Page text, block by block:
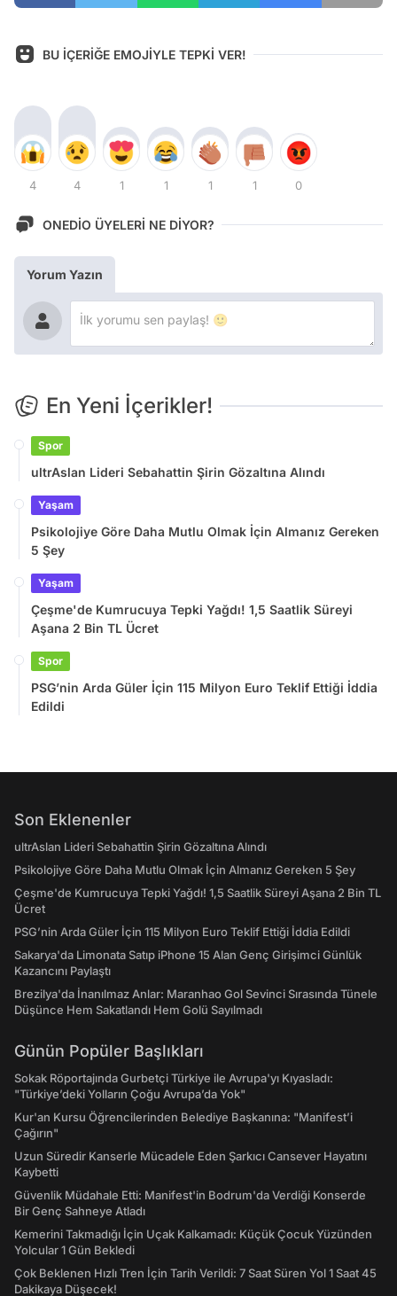
BU İÇERİĞE EMOJİYLE TEPKİ VER!
4 4 1 1 1 1 0
ONEDİO ÜYELERİ NE DİYOR?
Yorum Yazın
En Yeni İçerikler!
Spor
ultrAslan Lideri Sebahattin Şirin Gözaltına Alındı
Yaşam
Psikolojiye Göre Daha Mutlu Olmak İçin Almanız Gereken
5 Şey
Yaşam
Çeşme'de Kumrucuya Tepki Yağdı! 1,5 Saatlik Süreyi
Aşana 2 Bin TL Ücret
Spor
PSG’nin Arda Güler İçin 115 Milyon Euro Teklif Ettiği İddia
Edildi
Son Eklenenler
ultrAslan Lideri Sebahattin Şirin Gözaltına Alındı
Psikolojiye Göre Daha Mutlu Olmak İçin Almanız Gereken 5 Şey
Çeşme'de Kumrucuya Tepki Yağdı! 1,5 Saatlik Süreyi Aşana 2 Bin TL
Ücret
PSG’nin Arda Güler İçin 115 Milyon Euro Teklif Ettiği İddia Edildi
Sakarya'da Limonata Satıp iPhone 15 Alan Genç Girişimci Günlük
Kazancını Paylaştı
Brezilya'da İnanılmaz Anlar: Maranhao Gol Sevinci Sırasında Tünele
Düşünce Hem Sakatlandı Hem Golü Sayılmadı
Günün Popüler Başlıkları
Sokak Röportajında Gurbetçi Türkiye ile Avrupa'yı Kıyasladı:
"Türkiye’deki Yolların Çoğu Avrupa’da Yok"
Kur'an Kursu Öğrencilerinden Belediye Başkanına: "Manifest’i
Çağırın"
Uzun Süredir Kanserle Mücadele Eden Şarkıcı Cansever Hayatını
Kaybetti
Güvenlik Müdahale Etti: Manifest'in Bodrum'da Verdiği Konserde
Bir Genç Sahneye Atladı
Kemerini Takmadığı İçin Uçak Kalkamadı: Küçük Çocuk Yüzünden
Yolcular 1 Gün Bekledi
Çok Beklenen Hızlı Tren İçin Tarih Verildi: 7 Saat Süren Yol 1 Saat 45
Dakikaya Düşecek!